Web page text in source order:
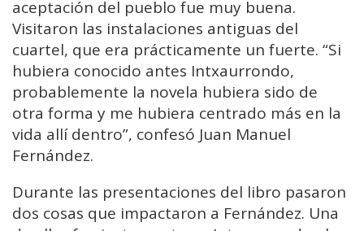
aceptación del pueblo fue muy buena.
Visitaron las instalaciones antiguas del
cuartel, que era prácticamente un fuerte. “Si
hubiera conocido antes Intxaurrondo,
probablemente la novela hubiera sido de
otra forma y me hubiera centrado más en la
vida allí dentro”, confesó Juan Manuel
Fernández.
Durante las presentaciones del libro pasaron
dos cosas que impactaron a Fernández. Una